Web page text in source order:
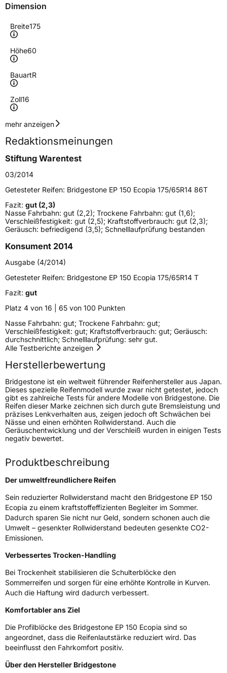
Dimension
Breite175
Höhe60
BauartR
Zoll16
Geschwindigkeitsindex
Höchstgeschwindigkeit
210 km/h
Lastindex82
Höchstlast475 kg
Gewicht (in kg)
Generelle Merkmale
Fahrzeugtyp PKW
VerwendungSommerreifen
ModellnameEcopia EP 150
Fahrzeugart
Weitere Eigenschaften
SchlauchtypTL
ZustandNeureifen
EU Label
EffizienzC
NasshaftungB
Rollgeräusch (Klasse)B
FahrzeugklasseC1
3PMSF / Schneeflockensymbol / Alpine-SymbolNein
Eisgrip
Nein
Allgemeine Produktsicherheit (GPSR)
Herstellerkontakt BRIDGESTONE EU NV/SA, Via del Fosso del
Salceto 13/15 00128 Rome Italien,
market.surveillance@bridgestone.eu
mehr anzeigen
Redaktionsmeinungen
Stiftung Warentest
03/2014
Getesteter Reifen: Bridgestone EP 150 Ecopia 175/65R14 86T
Fazit: gut (2,3)
Nasse Fahrbahn: gut (2,2); Trockene Fahrbahn: gut (1,6);
Verschleißfestigkeit: gut (2,5); Kraftstoffverbrauch: gut (2,3);
Geräusch: befriedigend (3,5); Schnelllaufprüfung bestanden
Konsument 2014
Ausgabe (4/2014)
Getesteter Reifen: Bridgestone EP 150 Ecopia 175/65R14 T
Fazit: gut
Platz 4 von 16 | 65 von 100 Punkten
Nasse Fahrbahn: gut; Trockene Fahrbahn: gut;
Verschleißfestigkeit: gut; Kraftstoffverbrauch: gut; Geräusch:
durchschnittlich; Schnelllaufprüfung: sehr gut.
Alle Testberichte anzeigen
Herstellerbewertung
Bridgestone ist ein weltweit führender Reifenhersteller aus Japan.
Dieses spezielle Reifenmodell wurde zwar nicht getestet, jedoch
gibt es zahlreiche Tests für andere Modelle von Bridgestone. Die
Reifen dieser Marke zeichnen sich durch gute Bremsleistung und
präzises Lenkverhalten aus, zeigen jedoch oft Schwächen bei
Nässe und einen erhöhten Rollwiderstand. Auch die
Geräuschentwicklung und der Verschleiß wurden in einigen Tests
negativ bewertet.
Produktbeschreibung
Der umweltfreundlichere Reifen
Sein reduzierter Rollwiderstand macht den Bridgestone EP 150
Ecopia zu einem kraftstoffeffizienten Begleiter im Sommer.
Dadurch sparen Sie nicht nur Geld, sondern schonen auch die
Umwelt – gesenkter Rollwiderstand bedeuten gesenkte CO2-
Emissionen.
Verbessertes Trocken-Handling
Bei Trockenheit stabilisieren die Schulterblöcke den
Sommerreifen und sorgen für eine erhöhte Kontrolle in Kurven.
Auch die Haftung wird dadurch verbessert.
Komfortabler ans Ziel
Die Profilblöcke des Bridgestone EP 150 Ecopia sind so
angeordnet, dass die Reifenlautstärke reduziert wird. Das
beeinflusst den Fahrkomfort positiv.
Über den Hersteller Bridgestone